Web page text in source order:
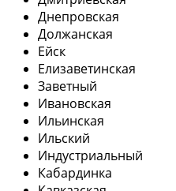
Днепровская
Должанская
Ейск
Елизаветинская
Заветный
Ивановская
Ильинская
Ильский
Индустриальный
Кабардинка